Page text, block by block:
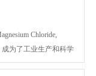
Chloride,
为了工业生产和科学
粉末，无水氯化镁因其